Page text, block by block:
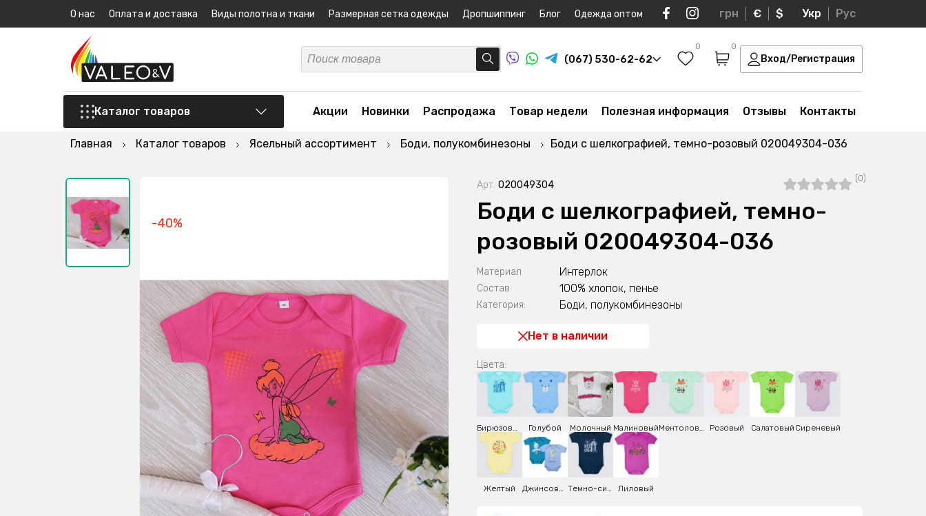
О нас Оплата и доставка Виды полотна и ткани Размерная сетка одежды Дропшиппинг Блог Одежда оптом грн € $ Укр Рус
(067) 530-62-62
0 0
Вход/Регистрация
Каталог товаров Акции Новинки Распродажа Товар недели Полезная информация Отзывы Контакты
Главная Каталог товаров Ясельный ассортимент Боди, полукомбинезоны Боди с шелкографией, темно-розовый 020049304-036
-40%
Арт. 020049304
(0)
Боди с шелкографией, темно-
розовый 020049304-036
Материал Интерлок
Состав 100% хлопок, пенье
Категория: Боди, полукомбинезоны
Нет в наличии
Цвета:
Бирюзовый Голубой Молочный Малиновый Ментоловый Розовый Салатовый Сиреневый
Желтый Джинсовый Темно-синий Лиловый